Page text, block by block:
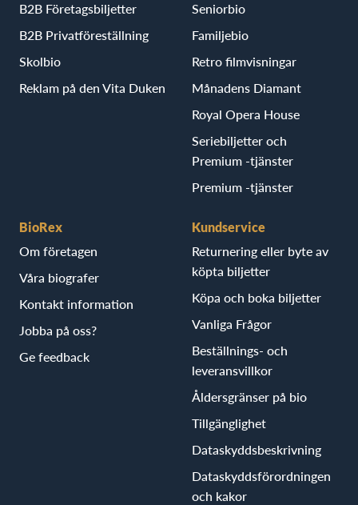
B2B Företagsbiljetter
B2B Privatföreställning
Skolbio
Reklam på den Vita Duken
Seniorbio
Familjebio
Retro filmvisningar
Månadens Diamant
Royal Opera House
Seriebiljetter och
Premium -tjänster
Premium -tjänster
BioRex
Om företagen
Våra biografer
Kontakt information
Jobba på oss?
Ge feedback
Kundservice
Returnering eller byte av
köpta biljetter
Köpa och boka biljetter
Vanliga Frågor
Beställnings- och
leveransvillkor
Åldersgränser på bio
Tillgänglighet
Dataskyddsbeskrivning
Dataskyddsförordningen
och kakor